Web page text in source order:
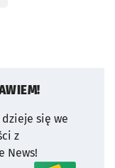
się we
z
News!